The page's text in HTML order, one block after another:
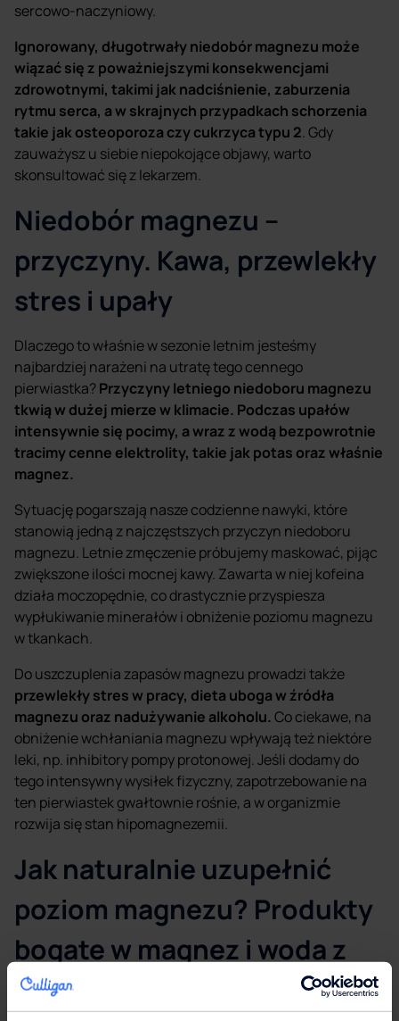
sercowo-naczyniowy.
Ignorowany, długotrwały niedobór magnezu może
wiązać się z poważniejszymi konsekwencjami
zdrowotnymi, takimi jak nadciśnienie, zaburzenia
rytmu serca, a w skrajnych przypadkach schorzenia
takie jak osteoporoza czy cukrzyca typu 2. Gdy
zauważysz u siebie niepokojące objawy, warto
skonsultować się z lekarzem.
Niedobór magnezu –
przyczyny. Kawa, przewlekły
stres i upały
Dlaczego to właśnie w sezonie letnim jesteśmy
najbardziej narażeni na utratę tego cennego
pierwiastka?Przyczyny letniego niedoboru magnezu
tkwią w dużej mierze w klimacie. Podczas upałów
intensywnie się pocimy, a wraz z wodą bezpowrotnie
tracimy cenne elektrolity, takie jak potas oraz właśnie
magnez.
Sytuację pogarszają nasze codzienne nawyki, które
stanowią jedną z najczęstszych przyczyn niedoboru
magnezu. Letnie zmęczenie próbujemy maskować, pijąc
zwiększone ilości mocnej kawy. Zawarta w niej kofeina
działa moczopędnie, co drastycznie przyspiesza
wypłukiwanie minerałów i obniżenie poziomu magnezu
w tkankach.
Do uszczuplenia zapasów magnezu prowadzi także
przewlekły stres w pracy, dieta uboga w źródła
magnezu oraz nadużywanie alkoholu.Co ciekawe, na
obniżenie wchłaniania magnezu wpływają też niektóre
leki, np. inhibitory pompy protonowej. Jeśli dodamy do
tego intensywny wysiłek fizyczny, zapotrzebowanie na
ten pierwiastek gwałtownie rośnie, a w organizmie
rozwija się stan hipomagnezemii.
Jak naturalnie uzupełnić
poziom magnezu? Produkty
bogate w magnez i woda z
kranu